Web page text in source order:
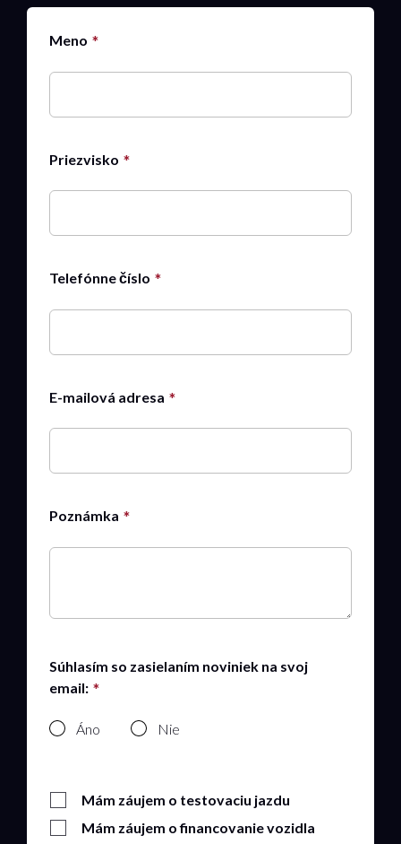
Meno
Priezvisko
Telefónne číslo
E-mailová adresa
Poznámka
Súhlasím so zasielaním noviniek na svoj
email:
Áno Nie
Mám záujem o testovaciu jazdu
Mám záujem o financovanie vozidla